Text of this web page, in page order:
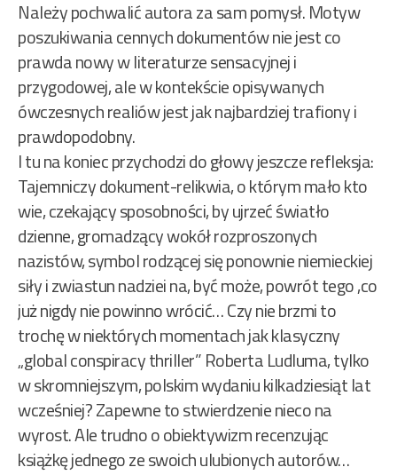
Należy pochwalić autora za sam pomysł. Motyw
poszukiwania cennych dokumentów nie jest co
prawda nowy w literaturze sensacyjnej i
przygodowej, ale w kontekście opisywanych
ówczesnych realiów jest jak najbardziej trafiony i
prawdopodobny.
I tu na koniec przychodzi do głowy jeszcze refleksja:
Tajemniczy dokument-relikwia, o którym mało kto
wie, czekający sposobności, by ujrzeć światło
dzienne, gromadzący wokół rozproszonych
nazistów, symbol rodzącej się ponownie niemieckiej
siły i zwiastun nadziei na, być może, powrót tego ,co
już nigdy nie powinno wrócić… Czy nie brzmi to
trochę w niektórych momentach jak klasyczny
„global conspiracy thriller” Roberta Ludluma, tylko
w skromniejszym, polskim wydaniu kilkadziesiąt lat
wcześniej? Zapewne to stwierdzenie nieco na
wyrost. Ale trudno o obiektywizm recenzując
książkę jednego ze swoich ulubionych autorów…